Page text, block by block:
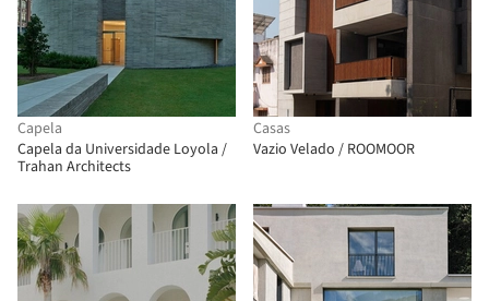
Capela
Capela da Universidade Loyola /
Trahan Architects
Casas
Vazio Velado / ROOMOOR